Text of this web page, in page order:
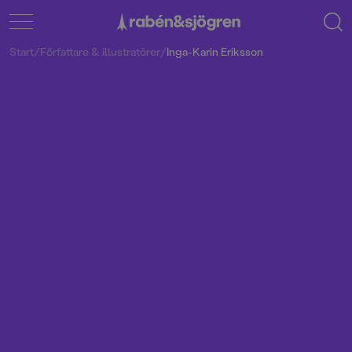
Start/Författare & illustratörer/Inga-Karin Eriksson